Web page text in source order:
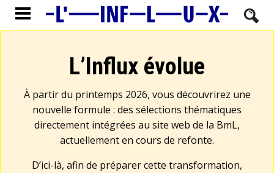
L’Influx évolue
À partir du printemps 2026, vous découvrirez une
nouvelle formule : des sélections thématiques
directement intégrées au site web de la BmL,
actuellement en cours de refonte.
D’ici-là, afin de préparer cette transformation,